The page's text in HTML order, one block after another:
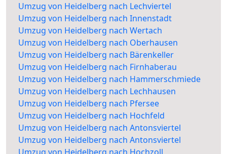
Umzug von Heidelberg nach Lechviertel
Umzug von Heidelberg nach Innenstadt
Umzug von Heidelberg nach Wertach
Umzug von Heidelberg nach Oberhausen
Umzug von Heidelberg nach Bärenkeller
Umzug von Heidelberg nach Firnhaberau
Umzug von Heidelberg nach Hammerschmiede
Umzug von Heidelberg nach Lechhausen
Umzug von Heidelberg nach Pfersee
Umzug von Heidelberg nach Hochfeld
Umzug von Heidelberg nach Antonsviertel
Umzug von Heidelberg nach Antonsviertel